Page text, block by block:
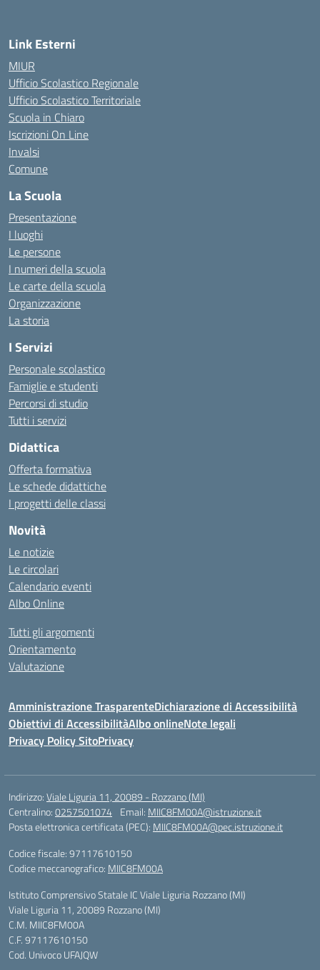
Link Esterni
MIUR
Ufficio Scolastico Regionale
Ufficio Scolastico Territoriale
Scuola in Chiaro
Iscrizioni On Line
Invalsi
Comune
La Scuola
Presentazione
I luoghi
Le persone
I numeri della scuola
Le carte della scuola
Organizzazione
La storia
I Servizi
Personale scolastico
Famiglie e studenti
Percorsi di studio
Tutti i servizi
Didattica
Offerta formativa
Le schede didattiche
I progetti delle classi
Novità
Le notizie
Le circolari
Calendario eventi
Albo Online
Tutti gli argomenti
Orientamento
Valutazione
Amministrazione TrasparenteDichiarazione di Accessibilità
Obiettivi di AccessibilitàAlbo onlineNote legali
Privacy Policy SitoPrivacy
Indirizzo:Viale Liguria 11, 20089 - Rozzano (MI)
Centralino:0257501074 Email: MIIC8FM00A@istruzione.it
Posta elettronica certificata (PEC): MIIC8FM00A@pec.istruzione.it
Codice fiscale: 97117610150
Codice meccanografico: MIIC8FM00A
Istituto Comprensivo Statale IC Viale Liguria Rozzano (MI)
Viale Liguria 11, 20089 Rozzano (MI)
C.M. MIIC8FM00A
C.F. 97117610150
Cod. Univoco UFAJQW